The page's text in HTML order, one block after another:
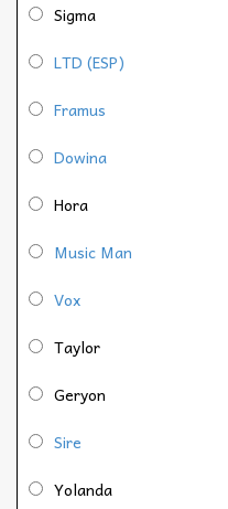
Sigma
LTD (ESP)
Framus
Dowina
Hora
Music Man
Vox
Taylor
Geryon
Sire
Yolanda